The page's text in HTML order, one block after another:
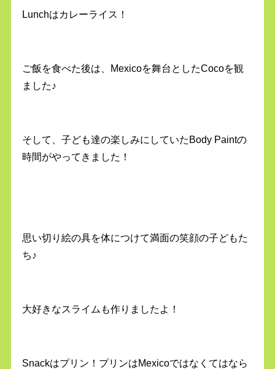
Lunchはカレーライス！
ご飯を食べた後は、Mexicoを舞台としたCocoを観
ました♪
そして、子ども達の楽しみにしていたBody Paintの
時間がやってきました！
思い切り絵の具を体につけて満面の笑顔の子どもた
ち♪
大好きなスライムも作りましたよ！
Snackはプリン！プリンはMexicoではなくてはなら